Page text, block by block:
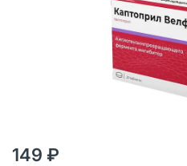
149 ₽